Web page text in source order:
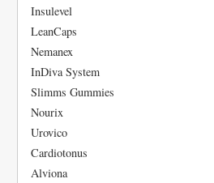
Insulevel
LeanCaps
Nemanex
InDiva System
Slimms Gummies
Nourix
Urovico
Cardiotonus
Alviona